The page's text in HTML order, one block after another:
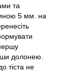
та
5 мм. на
долонею.
тіста не